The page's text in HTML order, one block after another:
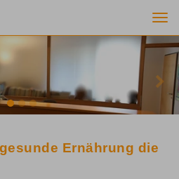
Ernährung die